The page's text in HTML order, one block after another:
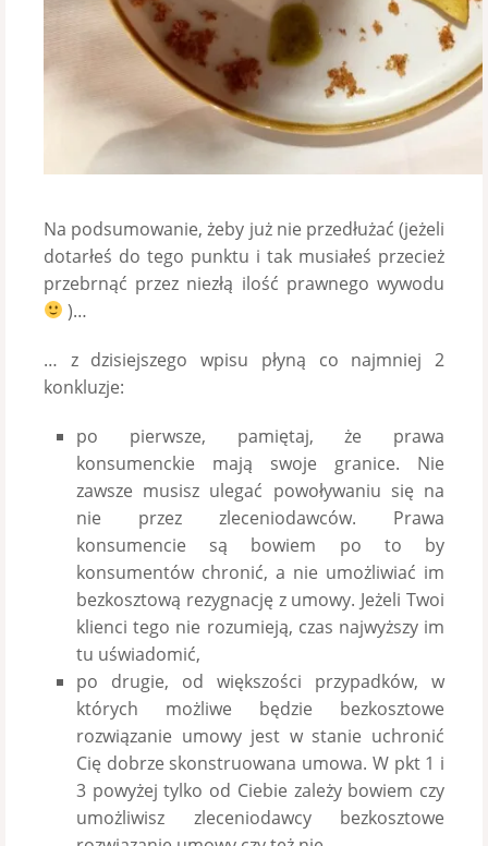
Na podsumowanie, żeby już nie przedłużać (jeżeli
dotarłeś do tego punktu i tak musiałeś przecież
przebrnąć przez niezłą ilość prawnego wywodu
)…
… z dzisiejszego wpisu płyną co najmniej 2
konkluzje:
po pierwsze, pamiętaj, że prawa
konsumenckie mają swoje granice. Nie
zawsze musisz ulegać powoływaniu się na
nie przez zleceniodawców. Prawa
konsumencie są bowiem po to by
konsumentów chronić, a nie umożliwiać im
bezkosztową rezygnację z umowy. Jeżeli Twoi
klienci tego nie rozumieją, czas najwyższy im
tu uświadomić,
po drugie, od większości przypadków, w
których możliwe będzie bezkosztowe
rozwiązanie umowy jest w stanie uchronić
Cię dobrze skonstruowana umowa. W pkt 1 i
3 powyżej tylko od Ciebie zależy bowiem czy
umożliwisz zleceniodawcy bezkosztowe